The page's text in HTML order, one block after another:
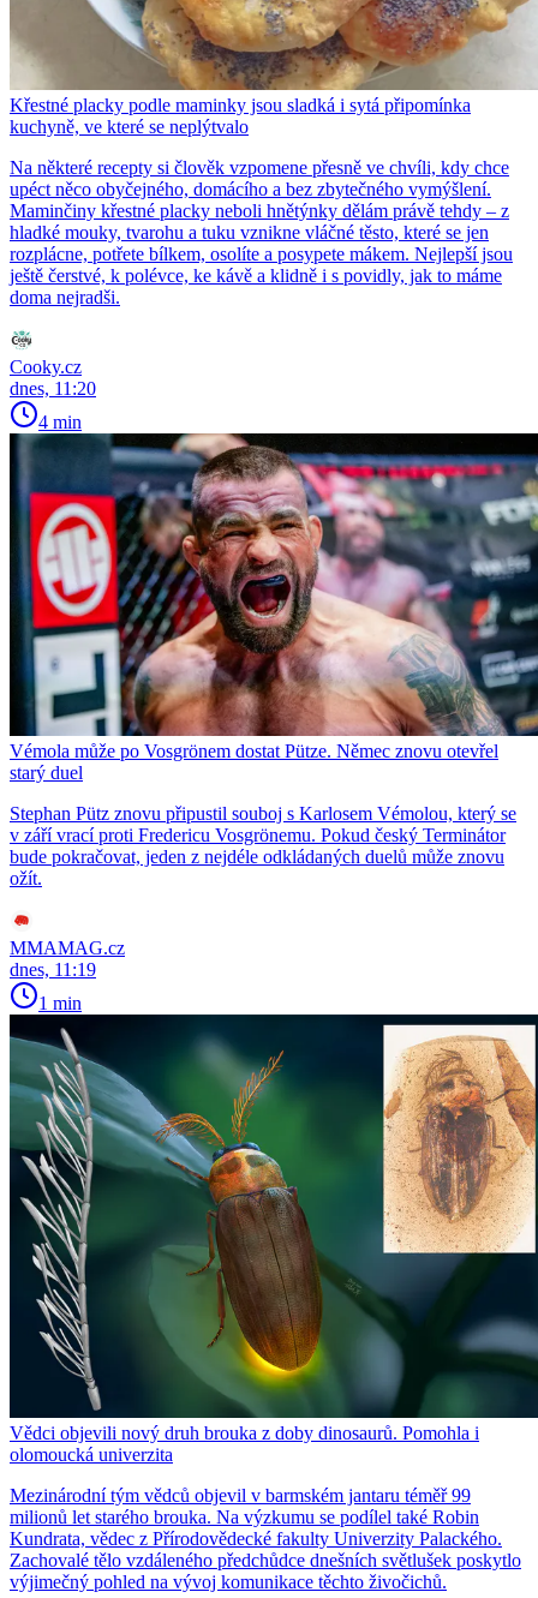
Křestné placky podle maminky jsou sladká i sytá připomínka
kuchyně, ve které se neplýtvalo
Na některé recepty si člověk vzpomene přesně ve chvíli, kdy chce
upéct něco obyčejného, domácího a bez zbytečného vymýšlení.
Maminčiny křestné placky neboli hnětýnky dělám právě tehdy – z
hladké mouky, tvarohu a tuku vznikne vláčné těsto, které se jen
rozplácne, potřete bílkem, osolíte a posypete mákem. Nejlepší jsou
ještě čerstvé, k polévce, ke kávě a klidně i s povidly, jak to máme
doma nejradši.
Cooky.cz
dnes, 11:20
4 min
Vémola může po Vosgrönem dostat Pütze. Němec znovu otevřel
starý duel
Stephan Pütz znovu připustil souboj s Karlosem Vémolou, který se
v září vrací proti Fredericu Vosgrönemu. Pokud český Terminátor
bude pokračovat, jeden z nejdéle odkládaných duelů může znovu
ožít.
MMAMAG.cz
dnes, 11:19
1 min
Vědci objevili nový druh brouka z doby dinosaurů. Pomohla i
olomoucká univerzita
Mezinárodní tým vědců objevil v barmském jantaru téměř 99
milionů let starého brouka. Na výzkumu se podílel také Robin
Kundrata, vědec z Přírodovědecké fakulty Univerzity Palackého.
Zachovalé tělo vzdáleného předchůdce dnešních světlušek poskytlo
výjimečný pohled na vývoj komunikace těchto živočichů.